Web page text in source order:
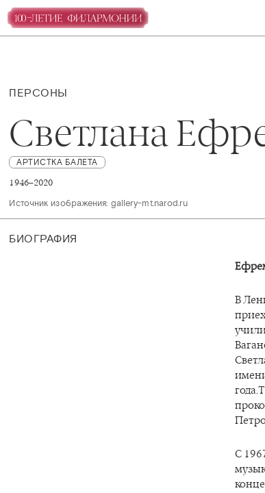
ПЕРСОНЫ
Светлана
АРТИСТКА БАЛЕТА
1946–2020
Источник изображения: gallery-mt.narod.ru
БИОГРАФИЯ
В
С